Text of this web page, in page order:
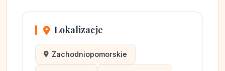
Lokalizacje
Zachodniopomorskie